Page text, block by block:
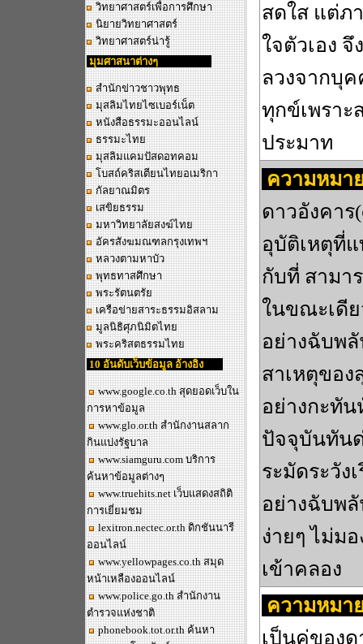
วิทยาศาสตร์เพื่อการศึกษา
นิยายวิทยาศาสตร์
วิทยาศาสตร์น่ารู้
มุมศาสนาต่างๆ
สำนักข่าวชาวพุทธ
มุสลิมไทยไซเบอร์เน็ต
หนังสือธรรมะออนไลน์
ธรรมะไทย
มุสลิมแคมปัสดอทคอม
โบสถ์คริสเตียนไทยอเมริกา
กัลยาณมิตร
เสขิยธรรม
มหาวิทยาลัยสงฆ์ไทย
อัครสังฆมณฑลกรุงเทพฯ
หลวงตามหาบัว
พุทธทาสศึกษา
พระรัตนตรัย
เครือข่ายสาระธรรมอิสลาม
มูลนิธิศุภนิมิตไทย
พระคริสตธรรมไทย
10 อันดับเว็บข้อมูล อ้างอิง
www.google.co.thสุดยอดเว็บใน
การหาข้อมูล
www.glo.or.th สำนักงานสลาก
กินแบ่งรัฐบาล
www.siamguru.com บริการ
ค้นหาข้อมูลต่างๆ
www.truehits.net เว็บแสดงสถิติ
การเยี่ยมชม
lexitron.nectec.or.th ดิกชันนารี
ออนไลน์
www.yellowpages.co.th สมุด
หน้าเหลืองออนไลน์
www.police.go.thสำนักงาน
ตำรวจแห่งชาติ
phonebook.tot.or.thค้นหา
สดใส แต่ภ
ใจตัวเอง
ลวงจากบุ
ทุกข์เพราะ
ประมาท
ความหมา
ดาวอังคา
อุบัติเหตุที่
กับที่ สามา
ในขณะเดี
อย่างฉับพ
สาเหตุของ
อย่างกะทั
ปัจจุบันทัน
ระมัดระวัง
อย่างฉับพ
ง่ายๆ ไม่ม
เข้าคลอง
ความหมา
เป็นคู่ของด